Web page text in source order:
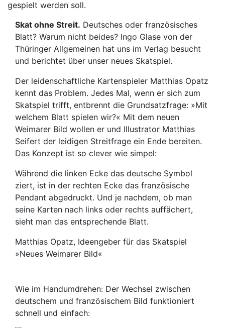
Skat ohne Streit. Deutsches oder französisches
Blatt? Warum nicht beides? Ingo Glase von der
Thüringer Allgemeinen hat uns im Verlag besucht
und berichtet über unser neues Skatspiel.
Der leidenschaftliche Kartenspieler Matthias Opatz
kennt das Problem. Jedes Mal, wenn er sich zum
Skatspiel trifft, entbrennt die Grundsatzfrage: »Mit
welchem Blatt spielen wir?« Mit dem neuen
Weimarer Bild wollen er und Illustrator Matthias
Seifert der leidigen Streitfrage ein Ende bereiten.
Das Konzept ist so clever wie simpel:
Während die linken Ecke das deutsche Symbol
ziert, ist in der rechten Ecke das französische
Pendant abgedruckt. Und je nachdem, ob man
seine Karten nach links oder rechts auffächert,
sieht man das entsprechende Blatt.
Matthias Opatz, Ideengeber für das Skatspiel
»Neues Weimarer Bild«
Wie im Handumdrehen: Der Wechsel zwischen
deutschem und französischem Bild funktioniert
schnell und einfach: